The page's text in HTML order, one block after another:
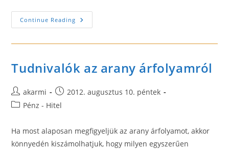
Continue Reading Faktoring
Kkv-
Számára
Tudnivalók az arany árfolyamról
Post
author:
akarmi
Post
published:
2012. augusztus 10. péntek
PostPénz - Hitel
Ha most alaposan megfigyeljük az arany árfolyamot, akkor
könnyedén kiszámolhatjuk, hogy milyen egyszerűen